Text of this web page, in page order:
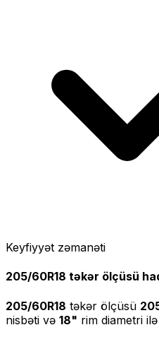
Keyfiyyət zəmanəti
205/60R18 təkər ölçüsü
205/60R18 təkər ölçüsü
nisbəti və 18" rim diametri